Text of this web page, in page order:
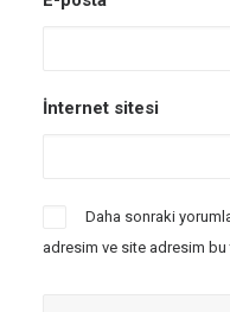
İnternet sitesi
Daha sonraki
adresim ve site adresim bu